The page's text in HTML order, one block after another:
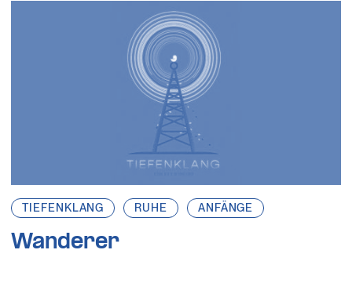
TIEFENKLANG RUHE ANFÄNGE
Wanderer